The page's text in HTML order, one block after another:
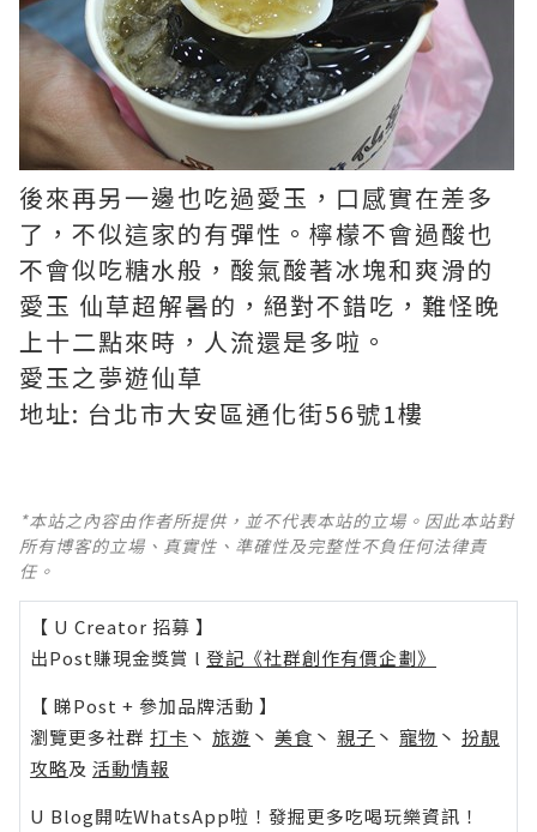
後來再另一邊也吃過愛玉，口感實在差多
了，不似這家的有彈性。檸檬不會過酸也
不會似吃糖水般，酸氣酸著冰塊和爽滑的
愛玉 仙草超解暑的，絕對不錯吃，難怪晚
上十二點來時，人流還是多啦。
愛玉之夢遊仙草
地址: 台北市大安區通化街56號1樓
*本站之內容由作者所提供，並不代表本站的立場。因此本站對
所有博客的立場、真實性、準確性及完整性不負任何法律責
任。
【 U Creator 招募 】
出Post賺現金獎賞 l 登記《社群創作有價企劃》
【 睇Post + 參加品牌活動 】
瀏覽更多社群 打卡 丶 旅遊 丶 美食 丶 親子 丶 寵物 丶 扮靚
攻略及 活動情報
U Blog開咗WhatsApp啦！發掘更多吃喝玩樂資訊！